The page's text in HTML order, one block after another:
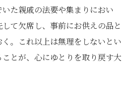
た親戚の法要や集まりにおい
て欠席し、事前にお供えの品と
。これ以上は無理をしないとい
とが、心にゆとりを取り戻す大